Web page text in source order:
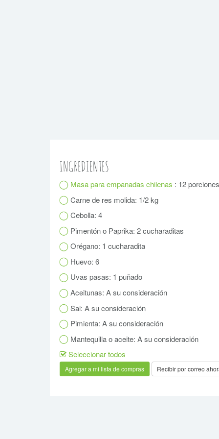
INGREDIENTES
Masa para empanadas chilenas : 12 porciones
Carne de res molida: 1/2 kg
Cebolla: 4
Pimentón o Paprika: 2 cucharaditas
Orégano: 1 cucharadita
Huevo: 6
Uvas pasas: 1 puñado
Aceitunas: A su consideración
Sal: A su consideración
Pimienta: A su consideración
Mantequilla o aceite: A su consideración
Seleccionar todos
Recibir por correo